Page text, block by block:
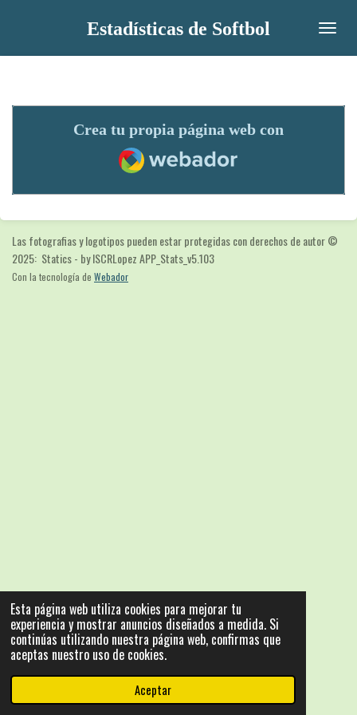
Esta página web utiliza cookies para mejorar tu
experiencia y mostrar anuncios diseñados a medida. Si
continúas utilizando nuestra página web, confirmas que
aceptas nuestro uso de cookies.
Aceptar
contenido
Estadísticas de Softbol
Crea tu propia página web con
Webador
Las fotografias y logotipos pueden estar protegidas con derechos de autor©
2025: Statics - by ISCRLopez APP_Stats_v5.103
Con la tecnología de Webador